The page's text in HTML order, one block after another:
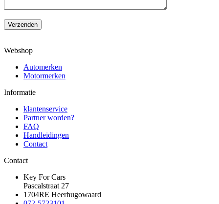
Verzenden
Webshop
Automerken
Motormerken
Informatie
klantenservice
Partner worden?
FAQ
Handleidingen
Contact
Contact
Key For Cars
Pascalstraat 27
1704RE Heerhugowaard